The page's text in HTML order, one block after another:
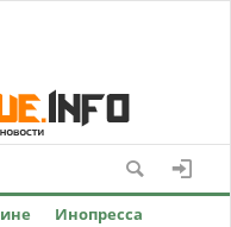
Инопресса